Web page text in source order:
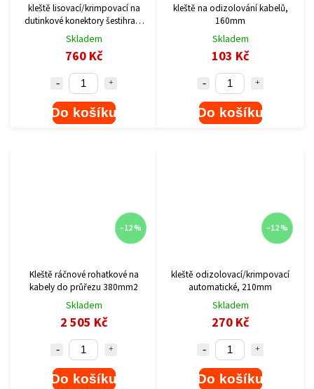
kleště lisovací/krimpovací na
dutinkové konektory šestihran,
0,08-10mm2
Skladem
760 Kč
Do košíku
kleště na odizolování kabelů,
160mm
Skladem
103 Kč
Do košíku
–12 %
Kleště ráčnové rohatkové na
kabely do průřezu 380mm2
Skladem
2 505 Kč
Do košíku
–12 %
kleště odizolovací/krimpovací
automatické, 210mm
Skladem
270 Kč
Do košíku